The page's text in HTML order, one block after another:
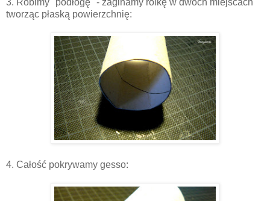
tworząc płaską powierzchnię:
4. Całość pokrywamy gesso: